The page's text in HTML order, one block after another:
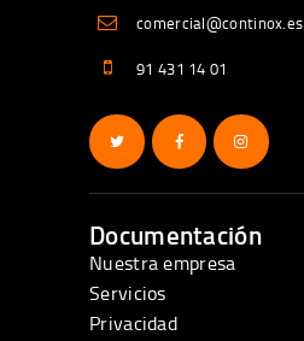
comercial@continox.es
91 431 14 01
Documentación
Nuestra empresa
Servicios
Privacidad